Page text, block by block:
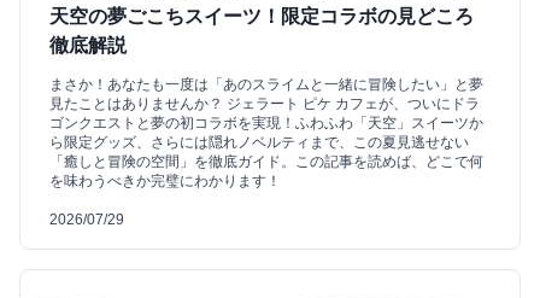
天空の夢ごこちスイーツ！限定コラボの見どころ
徹底解説
まさか！あなたも一度は「あのスライムと一緒に冒険したい」と夢
見たことはありませんか？ ジェラート ピケ カフェが、ついにドラ
ゴンクエストと夢の初コラボを実現！ふわふわ「天空」スイーツか
ら限定グッズ、さらには隠れノベルティまで、この夏見逃せない
「癒しと冒険の空間」を徹底ガイド。この記事を読めば、どこで何
を味わうべきか完璧にわかります！
2026/07/29